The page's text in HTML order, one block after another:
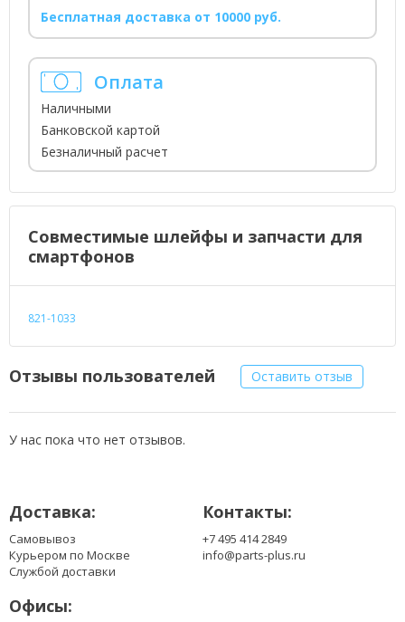
Бесплатная доставка от 10000 руб.
Оплата
Наличными
Банковской картой
Безналичный расчет
Совместимые шлейфы и запчасти для
смартфонов
821-1033
Отзывы пользователей Оставить отзыв
У нас пока что нет отзывов.
Доставка:
Самовывоз
Курьером по Москве
Службой доставки
Контакты:
+7 495 414 2849
info@parts-plus.ru
Офисы: